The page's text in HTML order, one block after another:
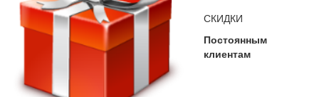
СКИДКИ
Постоянным
клиентам